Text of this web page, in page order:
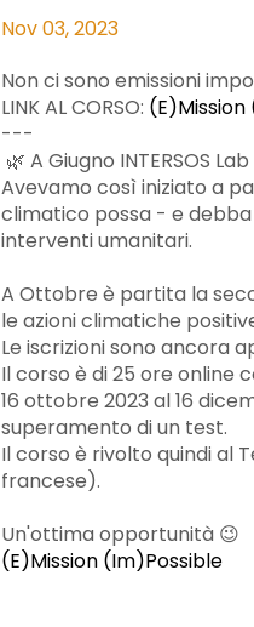
Nov 03, 2023
Non ci sono emissioni
LINK AL CORSO:
---
🌿 A Giugno INTERSOS
Avevamo così iniziato a
climatico possa - e
interventi umanitari.
A Ottobre è partita la
le azioni climatiche
Le iscrizioni sono ancora
Il corso è di 25 ore online
16 ottobre 2023 al 16
superamento di un test.
Il corso è rivolto quindi al
francese).
Un'ottima opportunità 😉
(E)Mission (Im)Possible